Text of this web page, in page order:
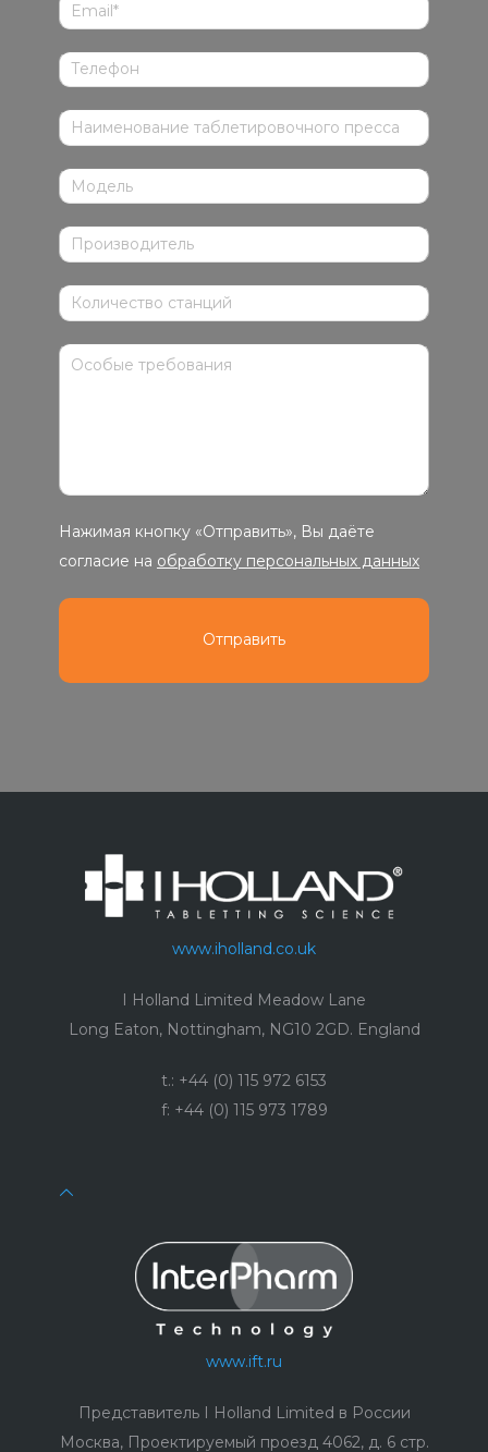
Нажимая кнопку «Отправить», Вы даёте
согласие на обработку персональных данных
www.iholland.co.uk
I Holland Limited Meadow Lane
Long Eaton, Nottingham, NG10 2GD. England
t.: +44 (0) 115 972 6153
f: +44 (0) 115 973 1789
www.ift.ru
Представитель I Holland Limited в России
Москва, Проектируемый проезд 4062, д. 6 стр.